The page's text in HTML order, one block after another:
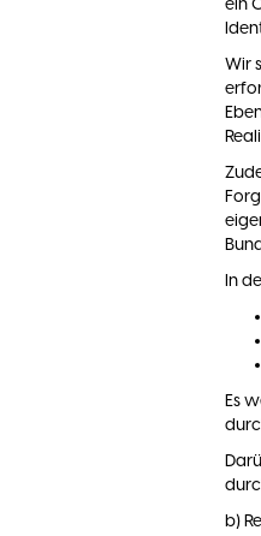
ein
Wir
In
Es
b)